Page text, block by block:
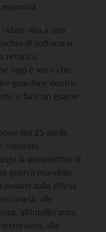
vita a una
di soffocarla
retorica.
oggi è vero che
guardare dentro
e fare un esame
del 25 aprile
contesto
la prospettiva di
guerra mondiale
dalla difesa
alle
all’intolleranza,
alla